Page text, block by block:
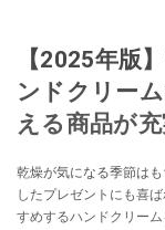
【2025年版
ンドクリー
える商品が
乾燥が気になる季節は
したプレゼントにも喜
すめするハンドクリー